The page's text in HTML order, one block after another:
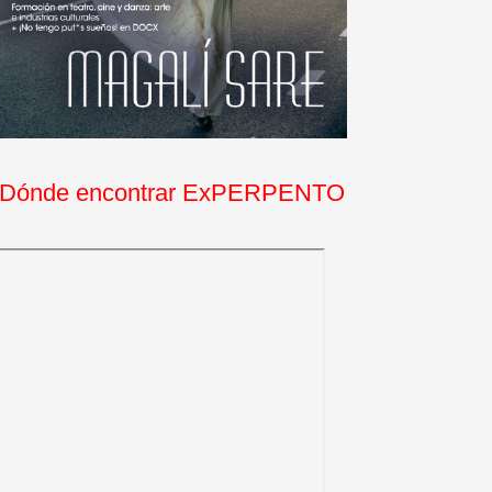
Dónde encontrar ExPERPENTO